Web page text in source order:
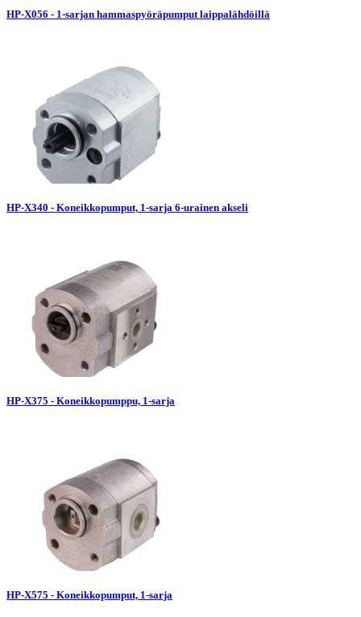
HP-X056 - 1-sarjan hammaspyöräpumput laippalähdöillä
HP-X340 - Koneikkopumput, 1-sarja 6-urainen akseli
HP-X375 - Koneikkopumppu, 1-sarja
HP-X575 - Koneikkopumput, 1-sarja